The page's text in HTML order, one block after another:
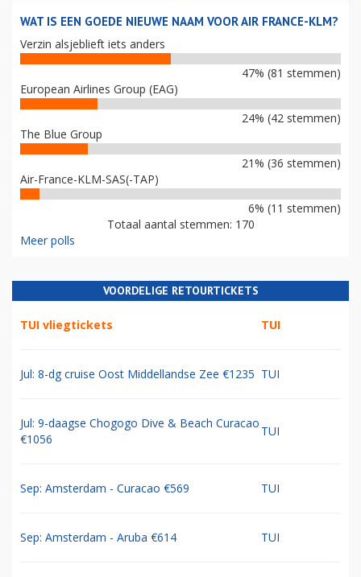
WAT IS EEN GOEDE NIEUWE NAAM VOOR AIR FRANCE-KLM?
Verzin alsjeblieft iets anders
47% (81 stemmen)
European Airlines Group (EAG)
24% (42 stemmen)
The Blue Group
21% (36 stemmen)
Air-France-KLM-SAS(-TAP)
6% (11 stemmen)
Totaal aantal stemmen: 170
Meer polls
VOORDELIGE RETOURTICKETS
TUI vliegtickets TUI
Jul: 8-dg cruise Oost Middellandse Zee €1235 TUI
Jul: 9-daagse Chogogo Dive & Beach Curacao
€1056
TUI
Sep: Amsterdam - Curacao €569 TUI
Sep: Amsterdam - Aruba €614 TUI